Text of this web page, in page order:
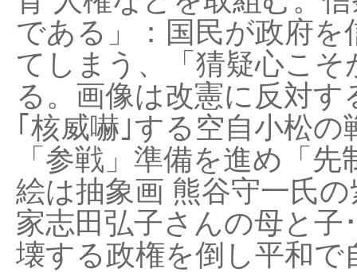
である」：国民が政府
てしまう、「猜疑心こ
る。画像は改憲に反対
｢核威嚇｣する空自小松
「参戦」準備を進め「
絵は抽象画 熊谷守一氏
家志田弘子さんの母と子
壊する政権を倒し平和